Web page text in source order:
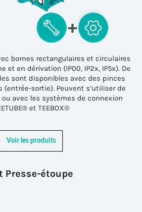
bornes rectangulaires et circulaires
et en dérivation (IP00, IP2x, IP5x). De
sont disponibles avec des pinces
sortie). Peuvent s’utiliser de
avec les systèmes de connexion
et TEEBOX®
Voir les produits
Presse-étoupe